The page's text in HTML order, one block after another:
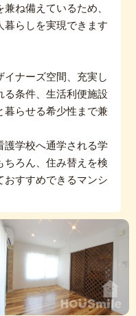
ね備えているため、
暮らしを実現できます
ナーズ空間、充実し
る条件、生活利便施設
暮らせる希少性まで兼
護学校へ通学される学
ろん、住み替えを検
すすめできるマンシ